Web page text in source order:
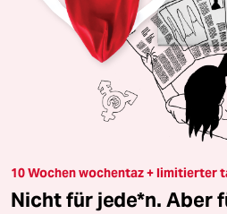
10 Wochen wochentaz + limitierter
Nicht für jede*n. Aber